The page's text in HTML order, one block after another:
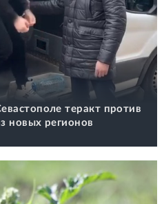
теракт против
новых регионов